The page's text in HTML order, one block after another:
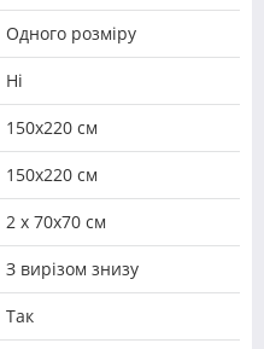
Одного розміру
Ні
150х220 см
150х220 см
2 х 70х70 см
З вирізом знизу
Так